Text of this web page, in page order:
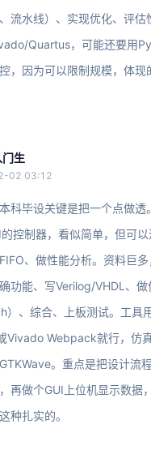
流水线）、实现优化、评估
Quartus，可能还要用
，因为可以限制规模，体现
门生
02 03:12
科毕设关键是把一个点做透
控制器，看似简单，但可
、做性能分析。资料巨
功能、写Verilog/VHDL、做
）、综合、上板测试。工具
Vivado Webpack就行，仿
。重点是把设计流程
再做个GUI上位机显示数据
种扎实的。